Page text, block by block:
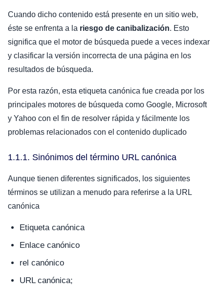
Cuando dicho contenido está presente en un sitio web,
éste se enfrenta a la riesgo de canibalización. Esto
significa que el motor de búsqueda puede a veces indexar
y clasificar la versión incorrecta de una página en los
resultados de búsqueda.
Por esta razón, esta etiqueta canónica fue creada por los
principales motores de búsqueda como Google, Microsoft
y Yahoo con el fin de resolver rápida y fácilmente los
problemas relacionados con el contenido duplicado
1.1.1. Sinónimos del término URL canónica
Aunque tienen diferentes significados, los siguientes
términos se utilizan a menudo para referirse a la URL
canónica
Etiqueta canónica
Enlace canónico
rel canónico
URL canónica;